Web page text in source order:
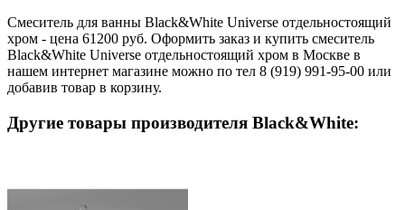
Смеситель для ванны Black&White Universe отдельностоящий
хром - цена 61200 руб. Оформить заказ и купить смеситель
Black&White Universe отдельностоящий хром в Москве в
нашем интернет магазине можно по тел 8 (919) 991-95-00 или
добавив товар в корзину.
Другие товары производителя Black&White: